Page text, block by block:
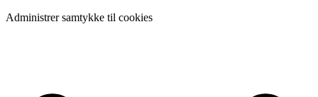
Administrer samtykke til cookies